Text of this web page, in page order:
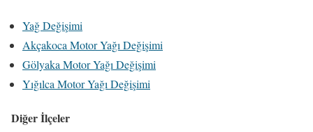
Yağ Değişimi
Akçakoca Motor Yağı Değişimi
Gölyaka Motor Yağı Değişimi
Yığılca Motor Yağı Değişimi
Diğer İlçeler